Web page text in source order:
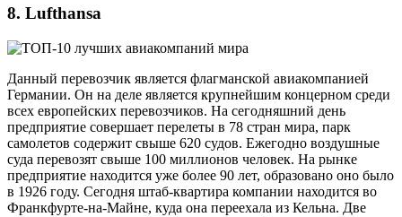
8. Lufthansa
Данный перевозчик является флагманской авиакомпанией
Германии. Он на деле является крупнейшим концерном среди
всех европейских перевозчиков. На сегодняшний день
предприятие совершает перелеты в 78 стран мира, парк
самолетов содержит свыше 620 судов. Ежегодно воздушные
суда перевозят свыше 100 миллионов человек. На рынке
предприятие находится уже более 90 лет, образовано оно было
в 1926 году. Сегодня штаб-квартира компании находится во
Франкфурте-на-Майне, куда она переехала из Кельна. Две